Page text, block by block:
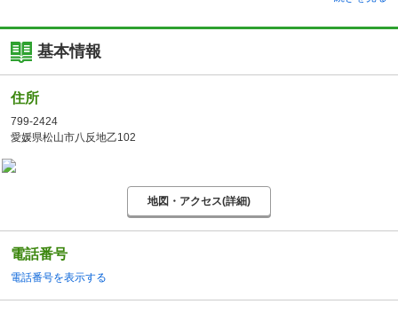
基本情報
住所
799-2424
愛媛県松山市八反地乙102
地図・アクセス(詳細)
電話番号
電話番号を表示する